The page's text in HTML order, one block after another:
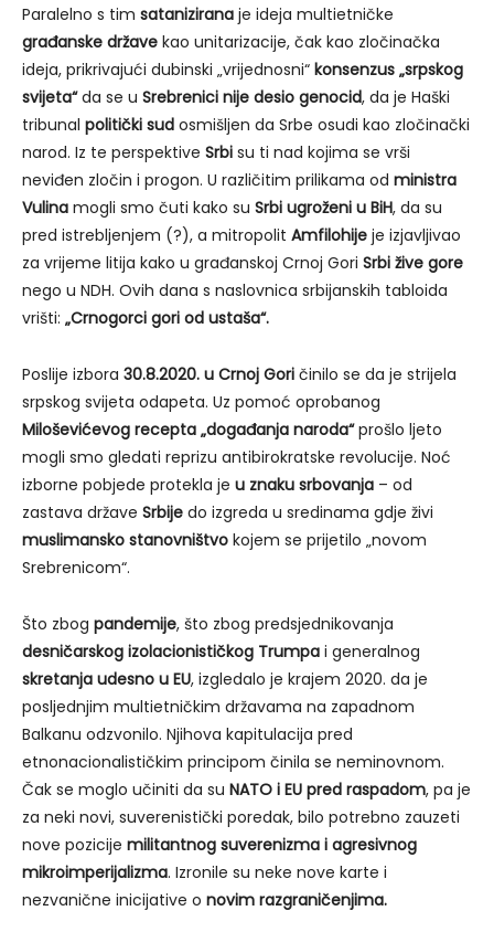
Paralelno s tim satanizirana je ideja multietničke
građanske države kao unitarizacije, čak kao zločinačka
ideja, prikrivajući dubinski „vrijednosni“ konsenzus „srpskog
svijeta“da se u Srebrenici nije desio genocid, da je Haški
tribunal politički sud osmišljen da Srbe osudi kao zločinački
narod. Iz te perspektive Srbi su ti nad kojima se vrši
neviđen zločin i progon. U različitim prilikama od ministra
Vulina mogli smo čuti kako su Srbi ugroženi u BiH, da su
pred istrebljenjem (?), a mitropolit Amfilohije je izjavljivao
za vrijeme litija kako u građanskoj Crnoj Gori Srbi žive gore
nego u NDH. Ovih dana s naslovnica srbijanskih tabloida
vrišti: „Crnogorci gori od ustaša“.
Poslije izbora 30.8.2020. u Crnoj Gori činilo se da je strijela
srpskog svijeta odapeta. Uz pomoć oprobanog
Miloševićevog recepta „događanja naroda“prošlo ljeto
mogli smo gledati reprizu antibirokratske revolucije. Noć
izborne pobjede protekla je u znaku srbovanja – od
zastava države Srbije do izgreda u sredinama gdje živi
muslimansko stanovništvo kojem se prijetilo „novom
Srebrenicom“.
Što zbog pandemije, što zbog predsjednikovanja
desničarskog izolacionističkog Trumpa i generalnog
skretanja udesno u EU, izgledalo je krajem 2020. da je
posljednjim multietničkim državama na zapadnom
Balkanu odzvonilo. Njihova kapitulacija pred
etnonacionalističkim principom činila se neminovnom.
Čak se moglo učiniti da su NATO i EU pred raspadom, pa je
za neki novi, suverenistički poredak, bilo potrebno zauzeti
nove pozicije militantnog suverenizma i agresivnog
mikroimperijalizma. Izronile su neke nove karte i
nezvanične inicijative o novim razgraničenjima.